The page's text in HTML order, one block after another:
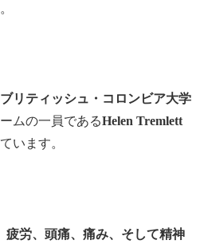
ブリティッシュ・コロンビア大学
ムの一員であるHelen Tremlett
います。
疲労、頭痛、痛み、そして精神